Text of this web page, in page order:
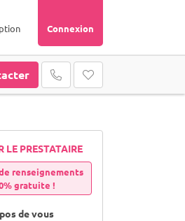
Connexion
LE PRESTATAIRE
renseignements
gratuite !
de vous